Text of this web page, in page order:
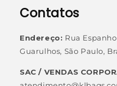
Contatos
Endereço: Rua
Guarulhos, São Paulo,
SAC / VENDAS